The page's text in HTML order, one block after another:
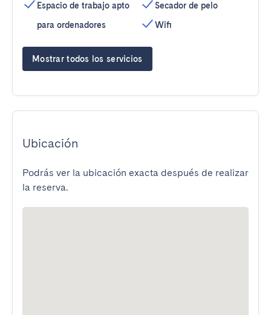
Espacio de trabajo apto
para ordenadores
Secador de pelo
Wifi
Mostrar todos los servicios
Ubicación
Podrás ver la ubicación exacta después de realizar
la reserva.